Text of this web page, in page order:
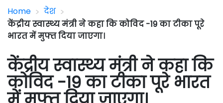
Home > देश >
केंद्रीय स्वास्थ्य मंत्री ने कहा कि कोविद -19 का टीका पूरे
भारत में मुफ्त दिया जाएगा।
केंद्रीय स्वास्थ्य मंत्री ने कहा कि
कोविद -19 का टीका पूरे भारत